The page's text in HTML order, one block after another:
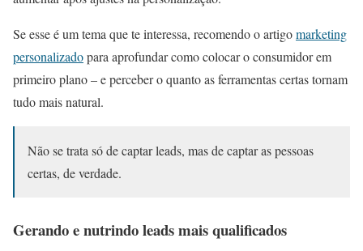
Se esse é um tema que te interessa, recomendo o artigomarketing
personalizadopara aprofundar como colocar o consumidor em
primeiro plano – e perceber o quanto as ferramentas certas tornam
tudo mais natural.
Não se trata só de captar leads, mas de captar as pessoas
certas, de verdade.
Gerando e nutrindo leads mais qualificados